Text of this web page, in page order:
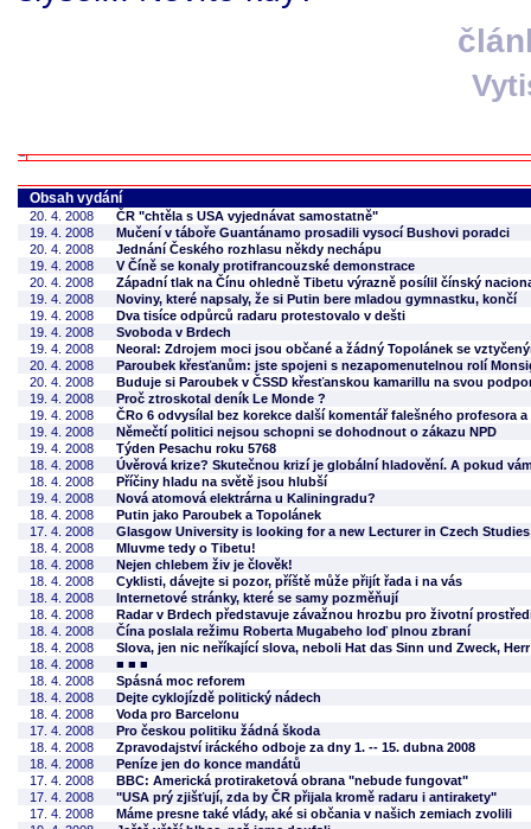
Obsah vydání
20. 4. 2008
ČR "chtěla s USA vyjednávat samostatně"
19. 4. 2008
Mučení v táboře Guantánamo prosadili vysocí Bushovi poradci
20. 4. 2008
Jednání Českého rozhlasu někdy nechápu
19. 4. 2008
V Číně se konaly protifrancouzské demonstrace
20. 4. 2008
Západní tlak na Čínu ohledně Tibetu výrazně posílil čínský
19. 4. 2008
Noviny, které napsaly, že si Putin bere mladou gymnastku, končí
19. 4. 2008
Dva tisíce odpůrců radaru protestovalo v dešti
19. 4. 2008
Svoboda v Brdech
19. 4. 2008
Neoral: Zdrojem moci jsou občané a žádný Topolánek se
20. 4. 2008
Paroubek křesťanům: jste spojeni s nezapomenutelnou rolí
20. 4. 2008
Buduje si Paroubek v ČSSD křesťanskou kamarillu na svou
19. 4. 2008
Proč ztroskotal deník Le Monde ?
19. 4. 2008
ČRo 6 odvysílal bez korekce další komentář falešného profesora a
19. 4. 2008
Němečtí politici nejsou schopni se dohodnout o zákazu NPD
19. 4. 2008
Týden Pesachu roku 5768
18. 4. 2008
Úvěrová krize? Skutečnou krizí je globální hladovění. A pokud
18. 4. 2008
Příčiny hladu na světě jsou hlubší
19. 4. 2008
Nová atomová elektrárna u Kaliningradu?
18. 4. 2008
Putin jako Paroubek a Topolánek
17. 4. 2008
Glasgow University is looking for a new Lecturer in Czech Studies
18. 4. 2008
Mluvme tedy o Tibetu!
18. 4. 2008
Nejen chlebem živ je člověk!
18. 4. 2008
Cyklisti, dávejte si pozor, příště může přijít řada i na vás
18. 4. 2008
Internetové stránky, které se samy pozměňují
18. 4. 2008
Radar v Brdech představuje závažnou hrozbu pro životní
18. 4. 2008
Čína poslala režimu Roberta Mugabeho loď plnou zbraní
18. 4. 2008
Slova, jen nic neříkající slova, neboli Hat das Sinn und Zweck,
18. 4. 2008
■ ■ ■
18. 4. 2008
Spásná moc reforem
18. 4. 2008
Dejte cyklojízdě politický nádech
18. 4. 2008
Voda pro Barcelonu
17. 4. 2008
Pro českou politiku žádná škoda
18. 4. 2008
Zpravodajství iráckého odboje za dny 1. -- 15. dubna 2008
18. 4. 2008
Peníze jen do konce mandátů
17. 4. 2008
BBC: Americká protiraketová obrana "nebude fungovat"
17. 4. 2008
"USA prý zjišťují, zda by ČR přijala kromě radaru i antirakety"
17. 4. 2008
Máme presne také vlády, aké si občania v našich zemiach zvolili